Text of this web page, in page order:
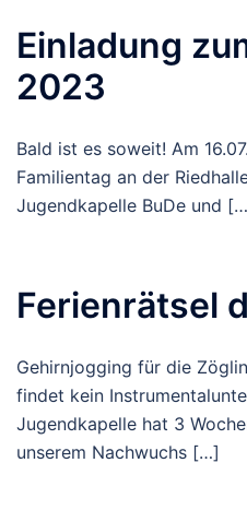
Einladung
2023
Bald ist es soweit! Am
Familientag an der
Jugendkapelle BuDe und
Ferienrätsel
Gehirnjogging für die
findet kein
Jugendkapelle hat 3
unserem Nachwuchs […]